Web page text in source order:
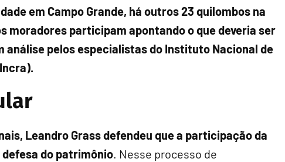
em Campo Grande, há outros 23 quilombos na
moradores participam apontando o que deveria ser
análise pelos especialistas do Instituto Nacional de
Leandro Grass defendeu que a participação da
do patrimônio. Nesse processo de